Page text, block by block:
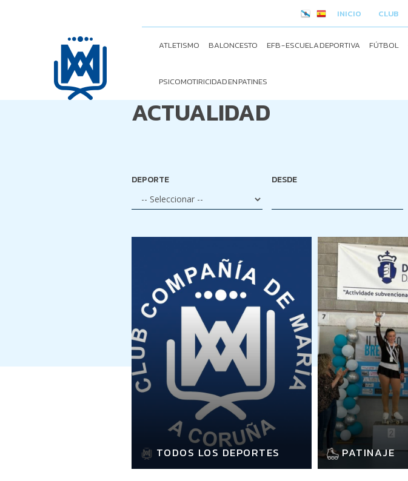
INICIO CLUB
ATLETISMO BALONCESTO EFB - ESCUELA DEPORTIVA FÚTBOL
PSICOMOTIRICIDAD EN PATINES
ACTUALIDAD
DEPORTE DESDE
TODOS LOS DEPORTES PATINAJE